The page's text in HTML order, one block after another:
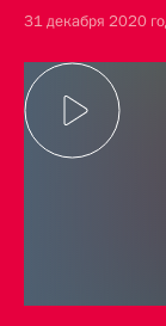
31 декабря 2020